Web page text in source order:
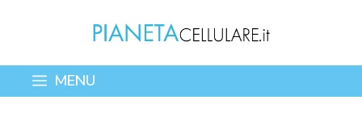
contenuto
MENU